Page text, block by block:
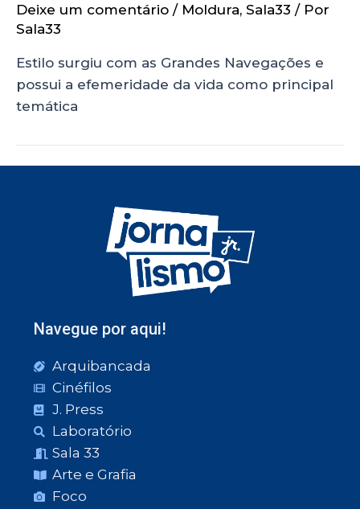
Deixe um comentário / Moldura, Sala33 / Por
Sala33
Estilo surgiu com as Grandes Navegações e
possui a efemeridade da vida como principal
temática
Navegue por aqui!
Arquibancada
Cinéfilos
J. Press
Laboratório
Sala 33
Arte e Grafia
Foco